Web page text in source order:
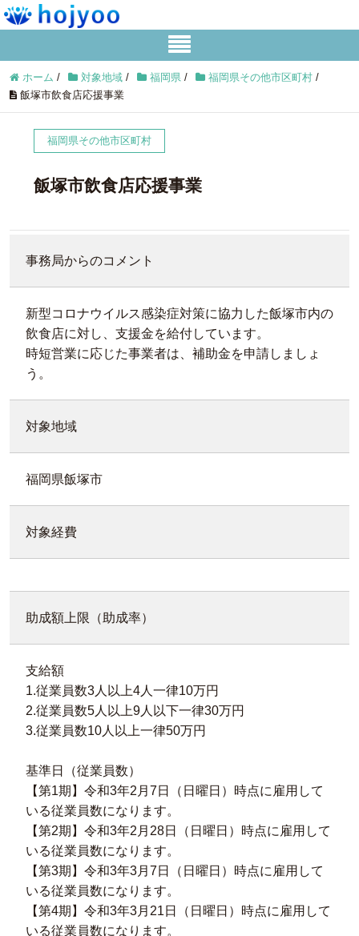
ホーム / 対象地域 / 福岡県 / 福岡県その他市区町村 /
飯塚市飲食店応援事業
福岡県その他市区町村
飯塚市飲食店応援事業
事務局からのコメント
新型コロナウイルス感染症対策に協力した飯塚市内の
飲食店に対し、支援金を給付しています。
時短営業に応じた事業者は、補助金を申請しましょ
う。
対象地域
福岡県飯塚市
対象経費
助成額上限（助成率）
支給額
1.従業員数3人以上4人一律10万円
2.従業員数5人以上9人以下一律30万円
3.従業員数10人以上一律50万円
基準日（従業員数）
【第1期】令和3年2月7日（日曜日）時点に雇用して
いる従業員数になります。
【第2期】令和3年2月28日（日曜日）時点に雇用して
いる従業員数になります。
【第3期】令和3年3月7日（日曜日）時点に雇用して
いる従業員数になります。
【第4期】令和3年3月21日（日曜日）時点に雇用して
いる従業員数になります。